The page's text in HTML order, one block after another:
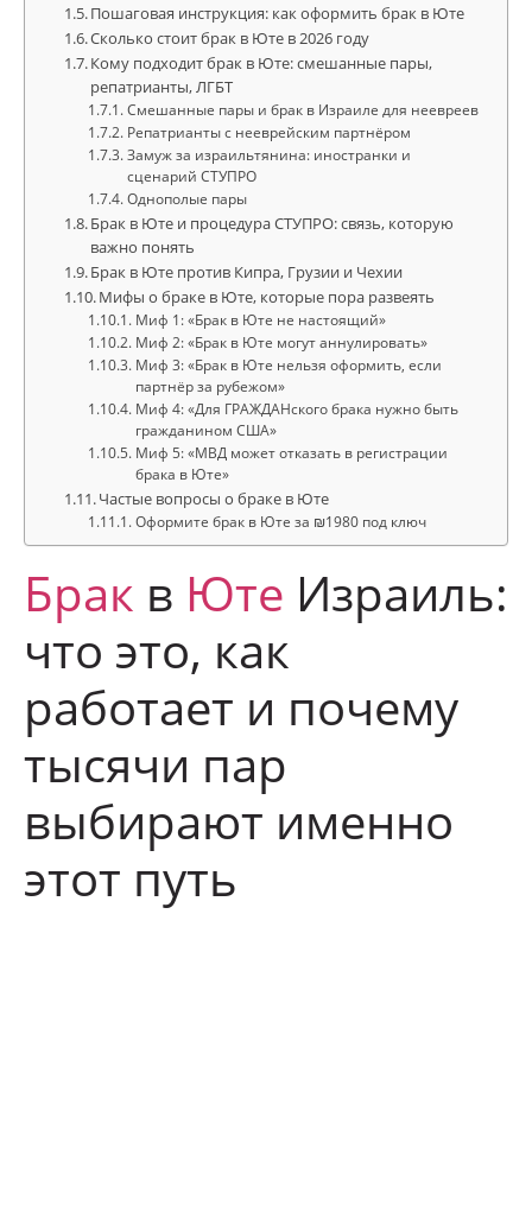
Пошаговая инструкция: как оформить брак в Юте
Сколько стоит брак в Юте в 2026 году
Кому подходит брак в Юте: смешанные пары,
репатрианты, ЛГБТ
Смешанные пары и брак в Израиле для неевреев
Репатрианты с нееврейским партнёром
Замуж за израильтянина: иностранки и
сценарий СТУПРО
Однополые пары
Брак в Юте и процедура СТУПРО: связь, которую
важно понять
Брак в Юте против Кипра, Грузии и Чехии
Мифы о браке в Юте, которые пора развеять
Миф 1: «Брак в Юте не настоящий»
Миф 2: «Брак в Юте могут аннулировать»
Миф 3: «Брак в Юте нельзя оформить, если
партнёр за рубежом»
Миф 4: «Для ГРАЖДАНского брака нужно быть
гражданином США»
Миф 5: «МВД может отказать в регистрации
брака в Юте»
Частые вопросы о браке в Юте
Оформите брак в Юте за ₪1980 под ключ
Брак в Юте Израиль:
что это, как
работает и почему
тысячи пар
выбирают именно
этот путь